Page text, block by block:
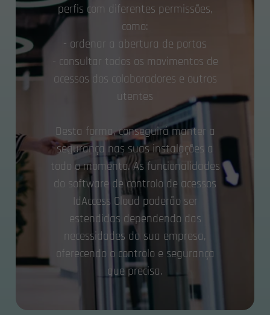
perfis com diferentes permissões,
como:
- ordenar a abertura de portas
- consultar todos os movimentos de
acessos dos colaboradores e outros
utentes
Desta forma, conseguirá manter a
segurança nas suas instalações a
todo o momento. As funcionalidades
do software de controlo de acessos
IdAccess Cloud poderão ser
estendidas dependendo das
necessidades da sua empresa,
oferecendo o controlo e segurança
que precisa.